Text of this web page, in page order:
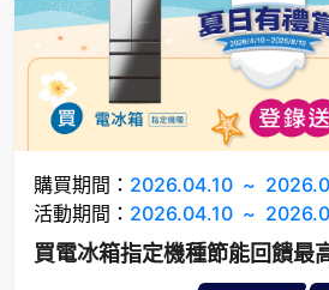
購買期間： 2026.04.10 ~
活動期間： 2026.04.10 ~
買電冰箱指定機種節能回饋最